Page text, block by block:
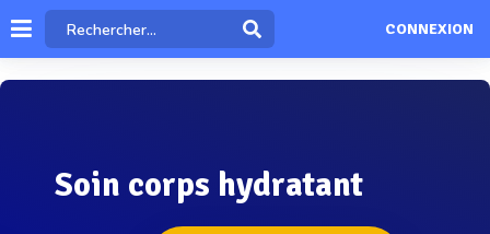
CONNEXION
Soin corps hydratant